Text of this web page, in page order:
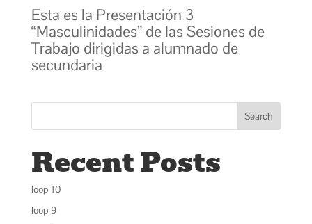
Esta es la Presentación 3
“Masculinidades” de las Sesiones de
Trabajo dirigidas a alumnado de
secundaria
Search
Recent Posts
loop 10
loop 9